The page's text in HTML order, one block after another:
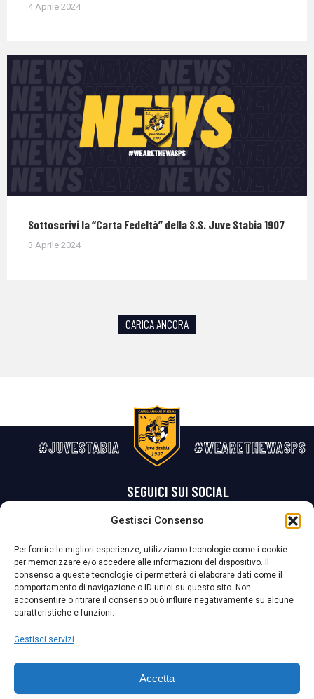
Gestisci Consenso
Per fornire le migliori esperienze, utilizziamo tecnologie come i cookie
per memorizzare e/o accedere alle informazioni del dispositivo. Il
consenso a queste tecnologie ci permetterà di elaborare dati come il
comportamento di navigazione o ID unici su questo sito. Non
acconsentire o ritirare il consenso può influire negativamente su alcune
caratteristiche e funzioni.
Gestisci servizi
Accetta
4 Aprile 2024
Sottoscrivi la “Carta Fedeltà” della S.S. Juve Stabia 1907
3 Aprile 2024
CARICA ANCORA
#JUVESTABIA #WEARETHEWASPS
SEGUICI SUI SOCIAL
La Società ha nominato il Responsabile della Protezione dei Dati Personali (DPO), figura specializzata che vigila sulle modalità adottate dalla
nostra Società per tutelare i Suoi dati personali.